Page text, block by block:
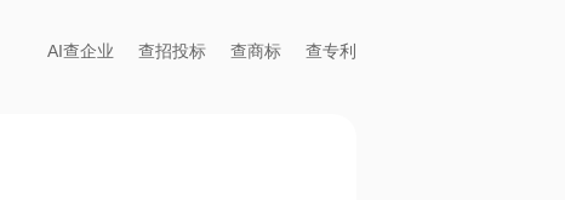
AI查企业 查招投标 查商标 查专利